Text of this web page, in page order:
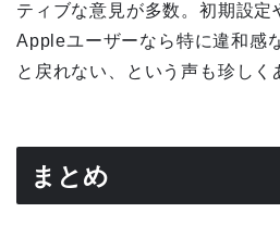
ティブな意見が多数。初期設定
Appleユーザーなら特に違和感
と戻れない、という声も珍しく
まとめ